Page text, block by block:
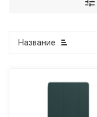
Название